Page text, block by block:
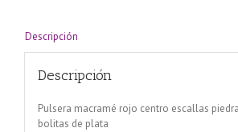
Descripción
Descripción
Pulsera macramé rojo centro escallas
bolitas de plata